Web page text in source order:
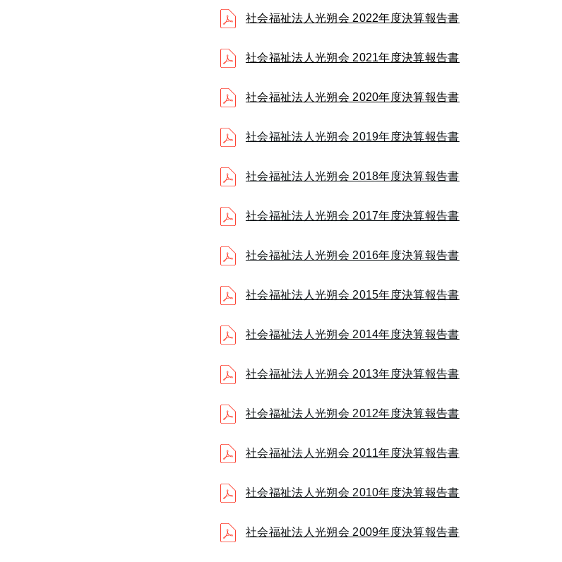
社会福祉法人光朔会 2022年度決算報告書
社会福祉法人光朔会 2021年度決算報告書
社会福祉法人光朔会 2020年度決算報告書
社会福祉法人光朔会 2019年度決算報告書
社会福祉法人光朔会 2018年度決算報告書
社会福祉法人光朔会 2017年度決算報告書
社会福祉法人光朔会 2016年度決算報告書
社会福祉法人光朔会 2015年度決算報告書
社会福祉法人光朔会 2014年度決算報告書
社会福祉法人光朔会 2013年度決算報告書
社会福祉法人光朔会 2012年度決算報告書
社会福祉法人光朔会 2011年度決算報告書
社会福祉法人光朔会 2010年度決算報告書
社会福祉法人光朔会 2009年度決算報告書